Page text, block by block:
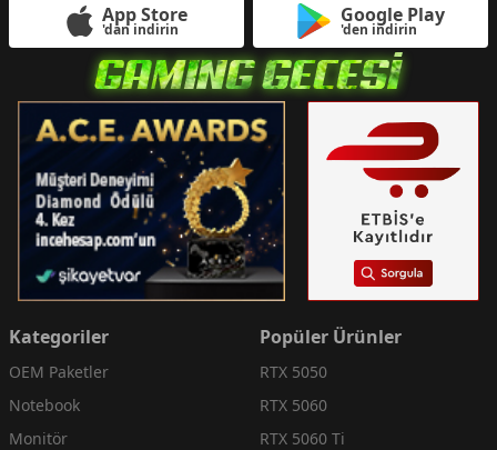
App Store
'dan indirin
Google Play
'den indirin
Kategoriler
OEM Paketler
Notebook
Monitör
Popüler Ürünler
RTX 5050
RTX 5060
RTX 5060 Ti